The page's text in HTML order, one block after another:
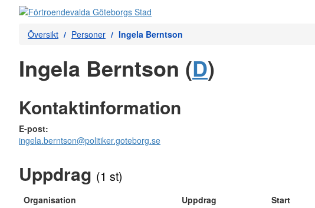
Översikt Personer Ingela Berntson
Ingela Berntson (D)
Kontaktinformation
E-post:
ingela.berntson@politiker.goteborg.se
Uppdrag (1 st)
Organisation Uppdrag Start